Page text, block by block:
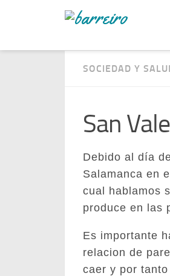
SOCIEDAD Y
San
Debido al día
Salamanca en
cual hablamos
produce en las
Es importante
relacion de
caer y por